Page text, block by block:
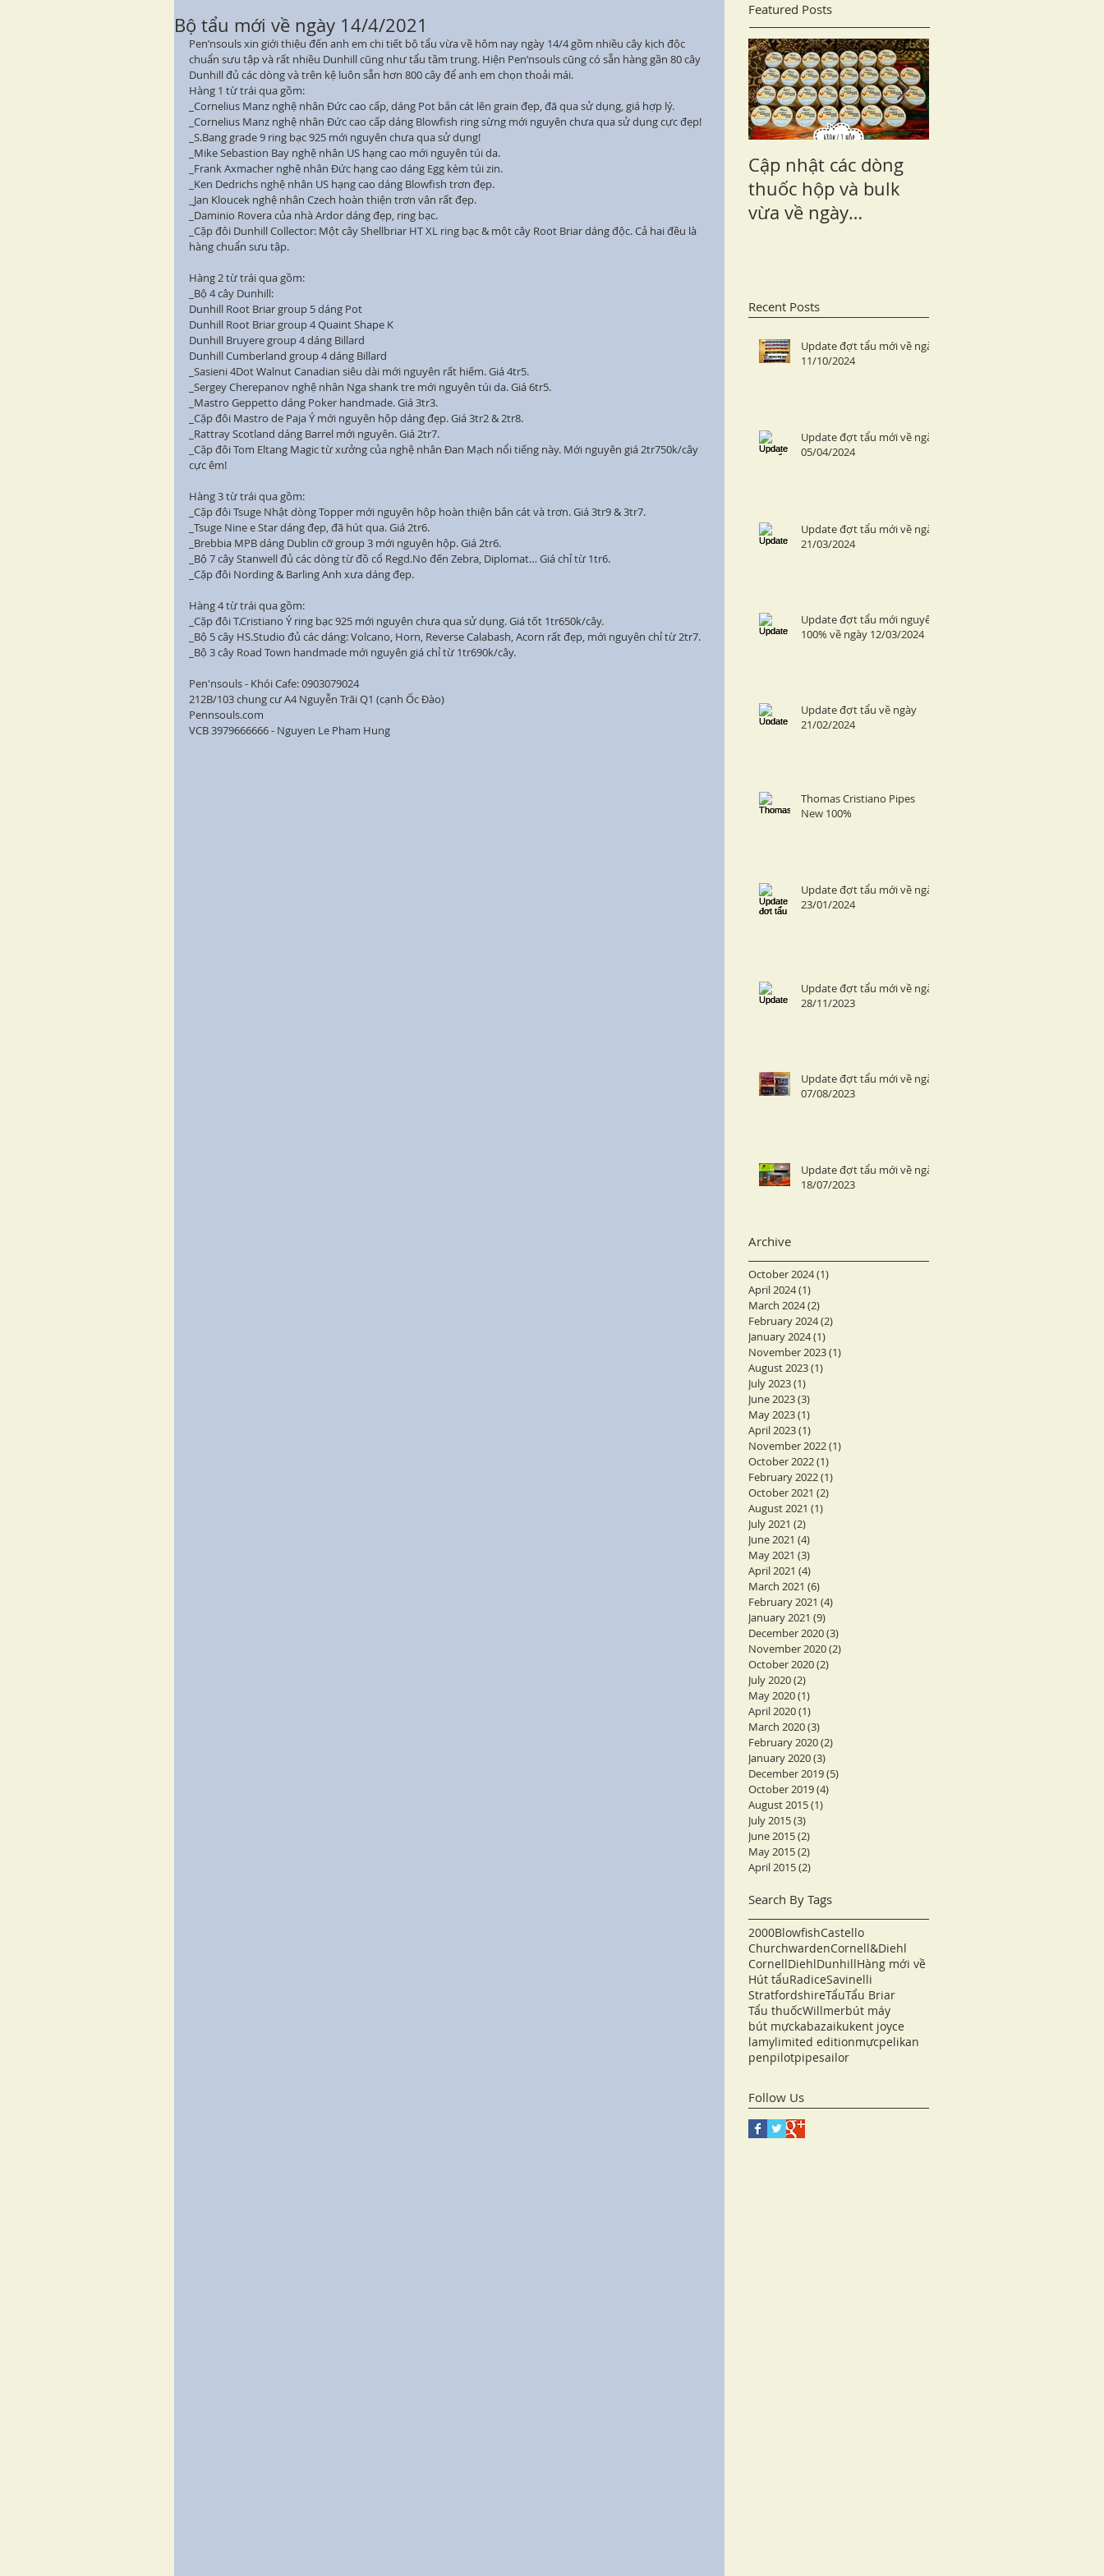
Bộ tẩu mới về ngày 14/4/2021
Pen’nsouls xin giới thiệu đến anh em chi tiết bộ tẩu vừa về hôm nay ngày 14/4 gồm nhiều cây kịch độc
chuẩn sưu tập và rất nhiều Dunhill cũng như tẩu tầm trung. Hiện Pen’nsouls cũng có sẵn hàng gần 80 cây
Dunhill đủ các dòng và trên kệ luôn sẵn hơn 800 cây để anh em chọn thoải mái.
Hàng 1 từ trái qua gồm:
_Cornelius Manz nghệ nhân Đức cao cấp, dáng Pot bắn cát lên grain đẹp, đã qua sử dụng, giá hợp lý.
_Cornelius Manz nghệ nhân Đức cao cấp dáng Blowfish ring sừng mới nguyên chưa qua sử dụng cực đẹp!
_S.Bang grade 9 ring bạc 925 mới nguyên chưa qua sử dụng!
_Mike Sebastion Bay nghệ nhân US hạng cao mới nguyên túi da.
_Frank Axmacher nghệ nhân Đức hạng cao dáng Egg kèm túi zin.
_Ken Dedrichs nghệ nhân US hạng cao dáng Blowfish trơn đẹp.
_Jan Kloucek nghệ nhân Czech hoàn thiện trơn vân rất đẹp.
_Daminio Rovera của nhà Ardor dáng đẹp, ring bạc.
_Cặp đôi Dunhill Collector: Một cây Shellbriar HT XL ring bạc & một cây Root Briar dáng độc. Cả hai đều là
hàng chuẩn sưu tập.
Hàng 2 từ trái qua gồm:
_Bộ 4 cây Dunhill:
Dunhill Root Briar group 5 dáng Pot
Dunhill Root Briar group 4 Quaint Shape K
Dunhill Bruyere group 4 dáng Billard
Dunhill Cumberland group 4 dáng Billard
_Sasieni 4Dot Walnut Canadian siêu dài mới nguyên rất hiếm. Giá 4tr5.
_Sergey Cherepanov nghệ nhân Nga shank tre mới nguyên túi da. Giá 6tr5.
_Mastro Geppetto dáng Poker handmade. Giá 3tr3.
_Cặp đôi Mastro de Paja Ý mới nguyên hộp dáng đẹp. Giá 3tr2 & 2tr8.
_Rattray Scotland dáng Barrel mới nguyên. Giá 2tr7.
_Cặp đôi Tom Eltang Magic từ xưởng của nghệ nhân Đan Mạch nổi tiếng này. Mới nguyên giá 2tr750k/cây
cực êm!
Hàng 3 từ trái qua gồm:
_Cặp đôi Tsuge Nhật dòng Topper mới nguyên hộp hoàn thiện bắn cát và trơn. Giá 3tr9 & 3tr7.
_Tsuge Nine e Star dáng đẹp, đã hút qua. Giá 2tr6.
_Brebbia MPB dáng Dublin cỡ group 3 mới nguyên hộp. Giá 2tr6.
_Bộ 7 cây Stanwell đủ các dòng từ đồ cổ Regd.No đến Zebra, Diplomat… Giá chỉ từ 1tr6.
_Cặp đôi Nording & Barling Anh xưa dáng đẹp.
Hàng 4 từ trái qua gồm:
_Cặp đôi T.Cristiano Ý ring bạc 925 mới nguyên chưa qua sử dụng. Giá tốt 1tr650k/cây.
_Bộ 5 cây HS.Studio đủ các dáng: Volcano, Horn, Reverse Calabash, Acorn rất đẹp, mới nguyên chỉ từ 2tr7.
_Bộ 3 cây Road Town handmade mới nguyên giá chỉ từ 1tr690k/cây.
Pen'nsouls - Khói Cafe: 0903079024
212B/103 chung cư A4 Nguyễn Trãi Q1 (cạnh Ốc Đào)
Pennsouls.com
VCB 3979666666 - Nguyen Le Pham Hung
Featured Posts
Cập nhật các dòng
thuốc hộp và bulk
vừa về ngày
Recent Posts
Update đợt tẩu mới về ngày
11/10/2024
Update đợt tẩu mới về ngày
05/04/2024
Update đợt tẩu mới về ngày
21/03/2024
Update đợt tẩu mới nguyên
100% về ngày 12/03/2024
Update đợt tẩu về ngày
21/02/2024
Thomas Cristiano Pipes
New 100%
Update đợt tẩu mới về ngày
23/01/2024
Update đợt tẩu mới về ngày
28/11/2023
Update đợt tẩu mới về ngày
07/08/2023
Update đợt tẩu mới về ngày
18/07/2023
Archive
October 2024(1)
April 2024(1)
March 2024(2)
February 2024(2)
January 2024(1)
November 2023(1)
August 2023(1)
July 2023(1)
June 2023(3)
May 2023(1)
April 2023(1)
November 2022(1)
October 2022(1)
February 2022(1)
October 2021 (2)
August 2021 (1)
July 2021 (2)
June 2021 (4)
May 2021 (3)
April 2021 (4)
March 2021 (6)
February 2021 (4)
January 2021 (9)
December 2020(3)
November 2020(2)
October 2020(2)
July 2020(2)
May 2020(1)
April 2020(1)
March 2020(3)
February 2020(2)
January 2020(3)
December 2019(5)
October 2019(4)
August 2015(1)
July 2015(3)
June 2015(2)
May 2015(2)
April 2015(2)
Search By Tags
2000BlowfishCastello
ChurchwardenCornell&Diehl
CornellDiehlDunhillHàng mới về
Hút tẩuRadiceSavinelli
StratfordshireTẩuTẩu Briar
Tẩu thuốcWillmerbút máy
bút mựckabazaikukent joyce
lamylimited editionmựcpelikan
penpilotpipesailor
Follow Us